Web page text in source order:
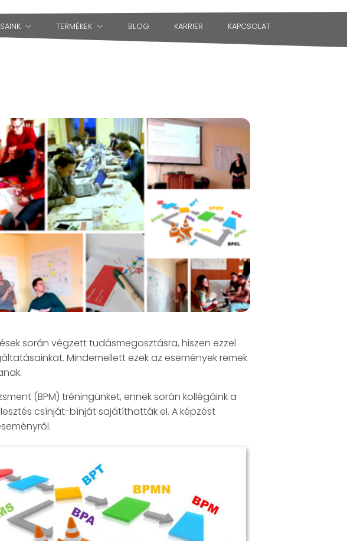
TERMÉKEK BLOG KARRIER KAPCSOLAT
során végzett tudásmegosztásra, hiszen ezzel
Mindemellett ezek az események remek
(BPM) tréningünket, ennek során kollégáink a
csínját-bínját sajátíthatták el. A képzést